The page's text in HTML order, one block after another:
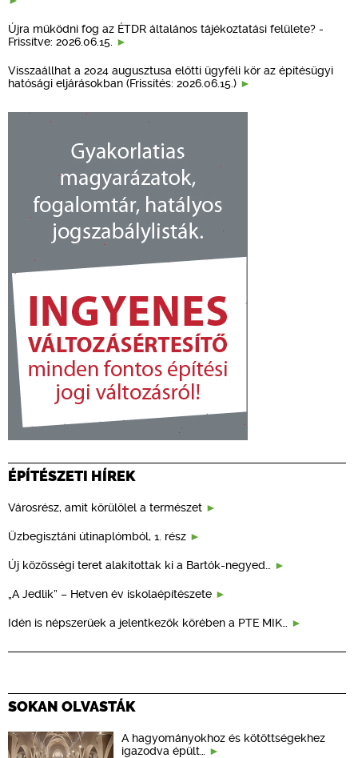
Újra működni fog az ÉTDR általános tájékoztatási felülete? -
Frissítve: 2026.06.15.
Visszaállhat a 2024 augusztusa előtti ügyféli kör az építésügyi
hatósági eljárásokban (Frissítés: 2026.06.15.)
ÉPÍTÉSZETI HÍREK
Városrész, amit körülölel a természet
Üzbegisztáni útinaplómból, 1. rész
Új közösségi teret alakítottak ki a Bartók-negyed…
„A Jedlik” – Hetven év iskolaépítészete
Idén is népszerűek a jelentkezők körében a PTE MIK…
SOKAN OLVASTÁK
A hagyományokhoz és kötöttségekhez
igazodva épült…